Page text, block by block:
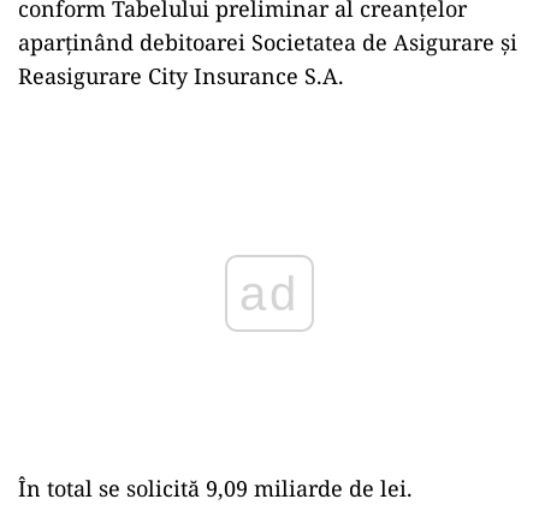
conform Tabelului preliminar al creanțelor
aparținând debitoarei Societatea de Asigurare și
Reasigurare City Insurance S.A.
În total se solicită 9,09 miliarde de lei.